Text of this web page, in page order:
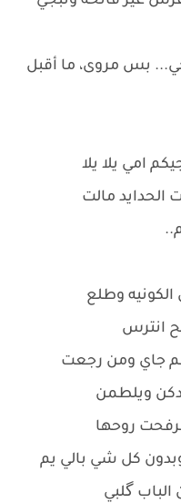
بس مروى، ما أقبل
امي يلا يلا
مالت
وطلع
انترس
جاي ومن رجعت
ويلطمن
روحها
كل شي بالي يم
گلبي